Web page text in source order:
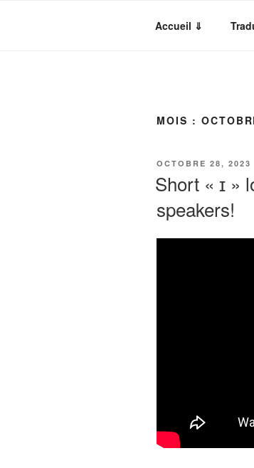
Accueil ⇓
MOIS :
PUBLIÉ
OCTOBRE 28, 2023
Short « ɪ »
speakers!